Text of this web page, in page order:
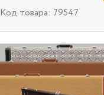
Код товара: 79547